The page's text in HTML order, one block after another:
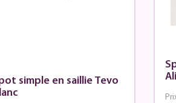
simple en saillie Tevo